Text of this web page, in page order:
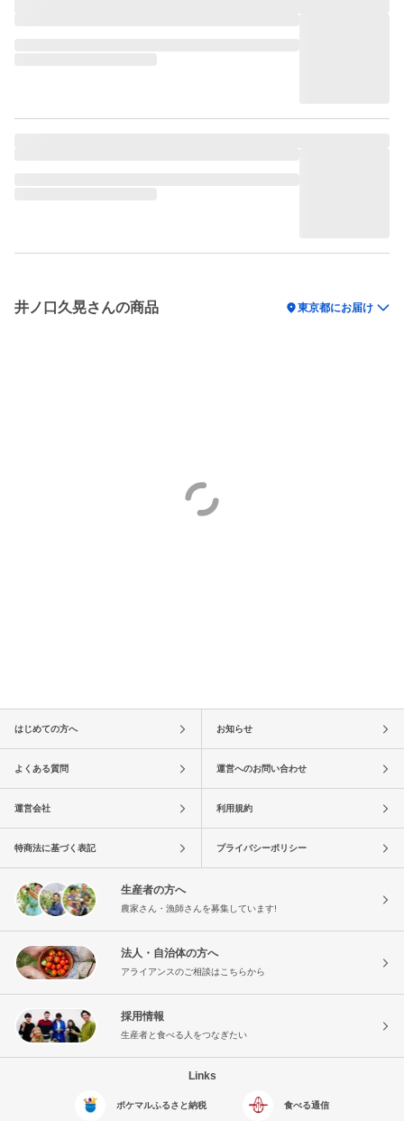
井ノ口久晃さんの商品 location_on東京都にお届け
はじめての方へ お知らせ
よくある質問 運営へのお問い合わせ
運営会社 利用規約
特商法に基づく表記 プライバシーポリシー
生産者の方へ
農家さん・漁師さんを募集しています!
法人・自治体の方へ
アライアンスのご相談はこちらから
採用情報
生産者と食べる人をつなぎたい
Links
ポケマルふるさと納税 食べる通信